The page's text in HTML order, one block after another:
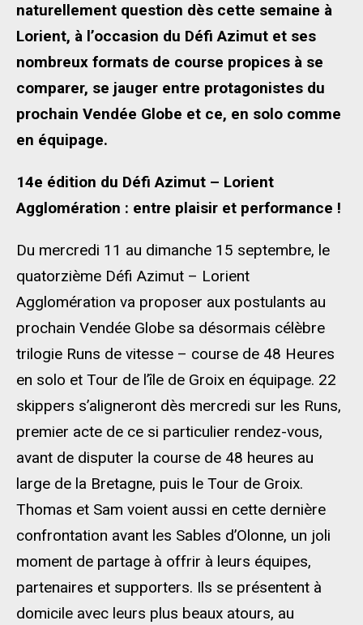
naturellement question dès cette semaine à
Lorient, à l’occasion du Défi Azimut et ses
nombreux formats de course propices à se
comparer, se jauger entre protagonistes du
prochain Vendée Globe et ce, en solo comme
en équipage.
14e édition du Défi Azimut – Lorient
Agglomération : entre plaisir et performance !
Du mercredi 11 au dimanche 15 septembre, le
quatorzième Défi Azimut – Lorient
Agglomération va proposer aux postulants au
prochain Vendée Globe sa désormais célèbre
trilogie Runs de vitesse – course de 48 Heures
en solo et Tour de l’île de Groix en équipage. 22
skippers s’aligneront dès mercredi sur les Runs,
premier acte de ce si particulier rendez-vous,
avant de disputer la course de 48 heures au
large de la Bretagne, puis le Tour de Groix.
Thomas et Sam voient aussi en cette dernière
confrontation avant les Sables d’Olonne, un joli
moment de partage à offrir à leurs équipes,
partenaires et supporters. Ils se présentent à
domicile avec leurs plus beaux atours, au